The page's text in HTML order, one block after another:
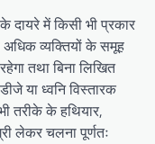
में किसी भी प्रकार
व्यक्तियों के समूह
तथा बिना लिखित
या ध्वनि विस्तारक
तरीके के हथियार,
लेकर चलना पूर्णतः